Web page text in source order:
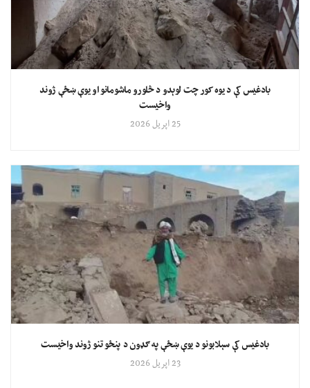
بادغیس کې د یوه کور چت لوېدو د څلورو ماشومانو او یوې ښځې ژوند
واخیست
25 اپریل 2026
بادغیس کې سېلابونو د یوې ښځې په ګډون د پنځو تنو ژوند واخیست
23 اپریل 2026